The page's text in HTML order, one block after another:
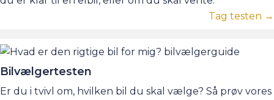
Tag testen →
Bilvælgertesten
Er du i tvivl om, hvilken bil du skal vælge? Så prøv vores